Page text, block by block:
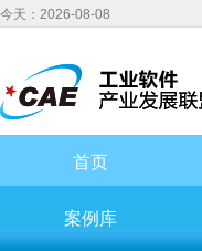
今天：2026-08-08
首页
案例库